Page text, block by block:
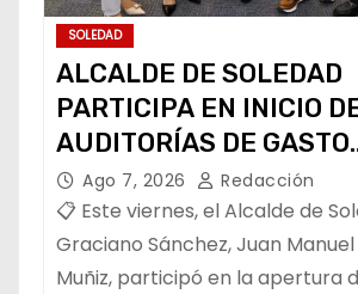
SOLEDAD
ALCALDE DE SOLEDAD
PARTICIPA EN INICIO
AUDITORÍAS DE GASTO
FEDERALIZADO 📝
Ago 7, 2026 Redacción
📋 Este viernes, el Alcalde de
Graciano Sánchez, Juan
Muñiz, participó en la apertura